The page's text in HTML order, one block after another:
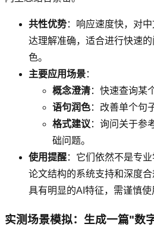
共性优势：响应速度快，对
达理解准确，适合进行快速
色。
主要应用场景：
概念澄清：快速查询某
语句润色：改善单个句
格式建议：询问关于参
础问题。
使用提醒：它们依然不是专
论文结构的系统支持和深度
具有明显的AI特征，需谨慎使
实测场景模拟：生成一篇"数